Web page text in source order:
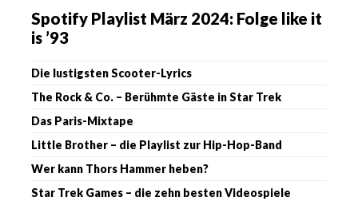
Spotify Playlist März 2024: Folge like it
is ’93
Die lustigsten Scooter-Lyrics
The Rock & Co. – Berühmte Gäste in Star Trek
Das Paris-Mixtape
Little Brother – die Playlist zur Hip-Hop-Band
Wer kann Thors Hammer heben?
Star Trek Games – die zehn besten Videospiele